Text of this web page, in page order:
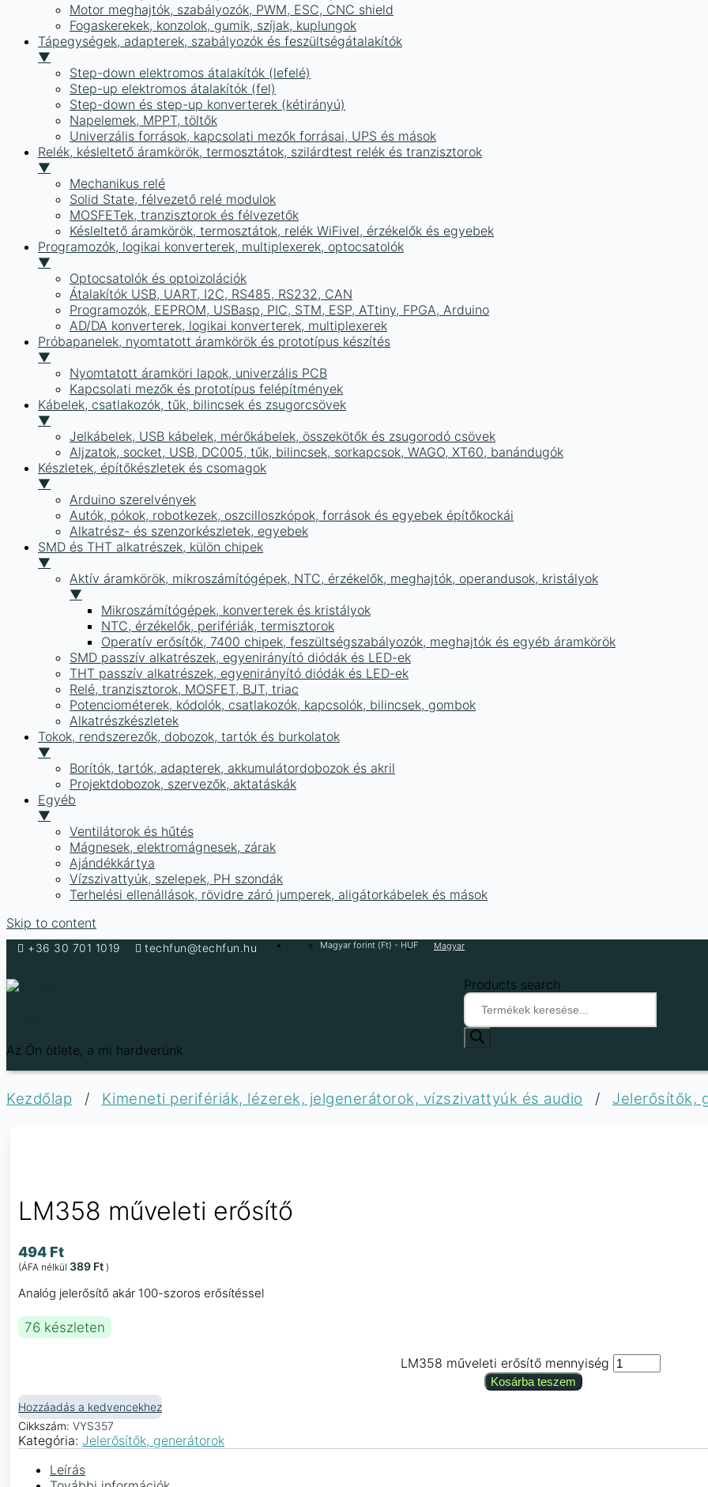
Motor meghajtók, szabályozók, PWM, ESC, CNC shield
Fogaskerekek, konzolok, gumik, szíjak, kuplungok
Tápegységek, adapterek, szabályozók és feszültségátalakítók
▼
Step-down elektromos átalakítók (lefelé)
Step-up elektromos átalakítók (fel)
Step-down és step-up konverterek (kétirányú)
Napelemek, MPPT, töltők
Univerzális források, kapcsolati mezők forrásai, UPS és mások
Relék, késleltető áramkörök, termosztátok, szilárdtest relék és tranzisztorok
▼
Mechanikus relé
Solid State, félvezető relé modulok
MOSFETek, tranzisztorok és félvezetők
Késleltető áramkörök, termosztátok, relék WiFivel, érzékelők és egyebek
Programozók, logikai konverterek, multiplexerek, optocsatolók
▼
Optocsatolók és optoizolációk
Átalakítók USB, UART, I2C, RS485, RS232, CAN
Programozók, EEPROM, USBasp, PIC, STM, ESP, ATtiny, FPGA, Arduino
AD/DA konverterek, logikai konverterek, multiplexerek
Próbapanelek, nyomtatott áramkörök és prototípus készítés
▼
Nyomtatott áramköri lapok, univerzális PCB
Kapcsolati mezők és prototípus felépítmények
Kábelek, csatlakozók, tűk, bilincsek és zsugorcsövek
▼
Jelkábelek, USB kábelek, mérőkábelek, összekötők és zsugorodó csövek
Aljzatok, socket, USB, DC005, tűk, bilincsek, sorkapcsok, WAGO, XT60, banándugók
Készletek, építőkészletek és csomagok
▼
Arduino szerelvények
Autók, pókok, robotkezek, oszcilloszkópok, források és egyebek építőkockái
Alkatrész- és szenzorkészletek, egyebek
SMD és THT alkatrészek, külön chipek
▼
Aktív áramkörök, mikroszámítógépek, NTC, érzékelők, meghajtók, operandusok, kristályok
▼
Mikroszámítógépek, konverterek és kristályok
NTC, érzékelők, perifériák, termisztorok
Operatív erősítők, 7400 chipek, feszültségszabályozók, meghajtók és egyéb áramkörök
SMD passzív alkatrészek, egyenirányító diódák és LED-ek
THT passzív alkatrészek, egyenirányító diódák és LED-ek
Relé, tranzisztorok, MOSFET, BJT, triac
Potenciométerek, kódolók, csatlakozók, kapcsolók, bilincsek, gombok
Alkatrészkészletek
Tokok, rendszerezők, dobozok, tartók és burkolatok
▼
Borítók, tartók, adapterek, akkumulátordobozok és akril
Projektdobozok, szervezők, aktatáskák
Egyéb
▼
Ventilátorok és hűtés
Mágnesek, elektromágnesek, zárak
Ajándékkártya
Vízszivattyúk, szelepek, PH szondák
Terhelési ellenállások, rövidre záró jumperek, aligátorkábelek és mások
Skip to content
+36 30 701 1019 techfun@techfun.hu Magyar forint (Ft) - HUF Magyar
Az Ön ötlete, a mi hardverünk
Products search
Kezdőlap / Kimeneti perifériák, lézerek, jelgenerátorok, vízszivattyúk és audio / Jelerősítők,
LM358 műveleti erősítő
494 Ft
(ÁFA nélkül 389 Ft )
Analóg jelerősítő akár 100-szoros erősítéssel
76 készleten
LM358 műveleti erősítő mennyiség
Kosárba teszem
Hozzáadás a kedvencekhez
Cikkszám: VYS357
Kategória: Jelerősítők, generátorok
Leírás